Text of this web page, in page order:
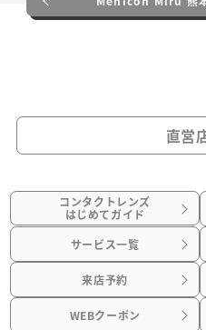
直営
コンタクトレンズ
はじめてガイド
サービス一覧
来店予約
WEBクーポン